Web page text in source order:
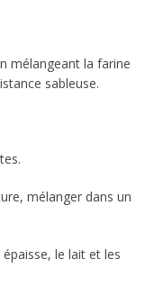
mélangeant la farine
sableuse.
mélanger dans un
le lait et les